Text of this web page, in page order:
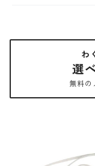
わ
選
無料の